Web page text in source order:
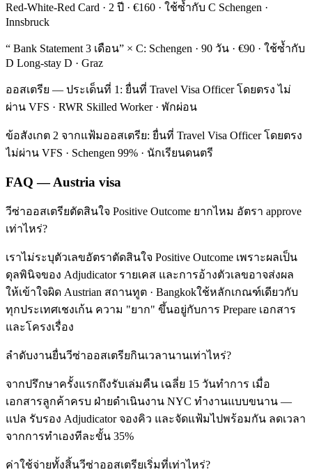
Red-White-Red Card · 2 ปี · €160 · ใช้ซ้ำกับ C Schengen ·
Innsbruck
“ Bank Statement 3 เดือน” × C: Schengen · 90 วัน · €90 · ใช้ซ้ำกับ
D Long-stay D · Graz
ออสเตรีย — ประเด็นที่ 1: ยื่นที่ Travel Visa Officer โดยตรง ไม่
ผ่าน VFS · RWR Skilled Worker · พักผ่อน
ข้อสังเกต 2 จากแฟ้มออสเตรีย: ยื่นที่ Travel Visa Officer โดยตรง
ไม่ผ่าน VFS · Schengen 99% · นักเรียนดนตรี
FAQ — Austria visa
วีซ่าออสเตรียตัดสินใจ Positive Outcome ยากไหม อัตรา approve
เท่าไหร่?
เราไม่ระบุตัวเลขอัตราตัดสินใจ Positive Outcome เพราะผลเป็น
ดุลพินิจของ Adjudicator รายเคส และการอ้างตัวเลขอาจส่งผล
ให้เข้าใจผิด Austrian สถานทูต · Bangkokใช้หลักเกณฑ์เดียวกับ
ทุกประเทศเชงเก้น ความ "ยาก" ขึ้นอยู่กับการ Prepare เอกสาร
และโครงเรื่อง
ลำดับงานยื่นวีซ่าออสเตรียกินเวลานานเท่าไหร่?
จากปรึกษาครั้งแรกถึงรับเล่มคืน เฉลี่ย 15 วันทำการ เมื่อ
เอกสารลูกค้าครบ ฝ่ายดำเนินงาน NYC ทำงานแบบขนาน —
แปล รับรอง Adjudicator จองคิว และจัดแฟ้มไปพร้อมกัน ลดเวลา
จากการทำเองทีละขั้น 35%
ค่าใช้จ่ายทั้งสิ้นวีซ่าออสเตรียเริ่มที่เท่าไหร่?